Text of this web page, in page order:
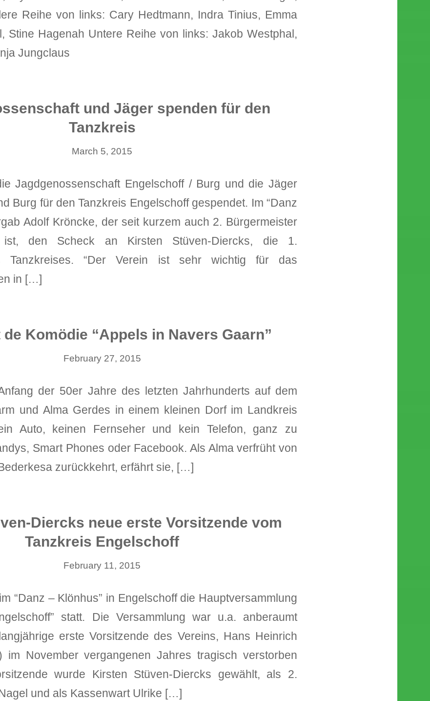
Reihe von links: Cary Hedtmann, Indra Tinius, Emma
Stine Hagenah Untere Reihe von links: Jakob Westphal,
Jungclaus
und Jäger spenden für den
Tanzkreis
March 5, 2015
Jagdgenossenschaft Engelschoff / Burg und die Jäger
Burg für den Tanzkreis Engelschoff gespendet. Im “Danz
Adolf Kröncke, der seit kurzem auch 2. Bürgermeister
ist, den Scheck an Kirsten Stüven-Diercks, die 1.
Tanzkreises. “Der Verein ist sehr wichtig für das
in […]
de Komödie “Appels in Navers Gaarn”
February 27, 2015
der 50er Jahre des letzten Jahrhunderts auf dem
und Alma Gerdes in einem kleinen Dorf im Landkreis
Auto, keinen Fernseher und kein Telefon, ganz zu
Smart Phones oder Facebook. Als Alma verfrüht von
zurückkehrt, erfährt sie, […]
Diercks neue erste Vorsitzende vom
Tanzkreis Engelschoff
February 11, 2015
“Danz – Klönhus” in Engelschoff die Hauptversammlung
statt. Die Versammlung war u.a. anberaumt
erste Vorsitzende des Vereins, Hans Heinrich
im November vergangenen Jahres tragisch verstorben
wurde Kirsten Stüven-Diercks gewählt, als 2.
und als Kassenwart Ulrike […]